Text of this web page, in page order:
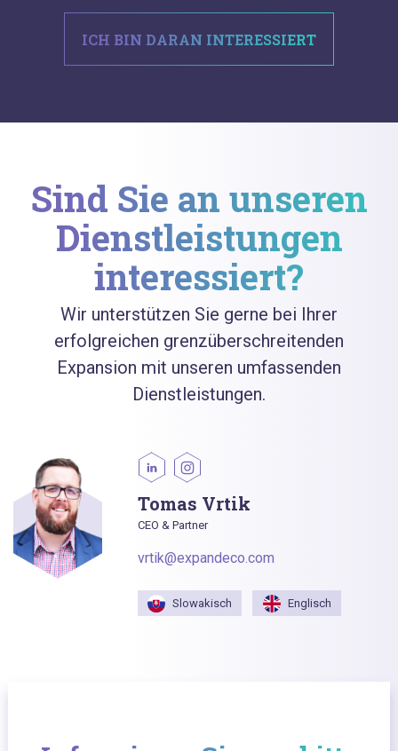
ICH BIN DARAN INTERESSIERT
Sind Sie an unseren
Dienstleistungen
interessiert?
Wir unterstützen Sie gerne bei Ihrer
erfolgreichen grenzüberschreitenden
Expansion mit unseren umfassenden
Dienstleistungen.
Tomas Vrtik
CEO & Partner
vrtik@expandeco.com
Slowakisch Englisch